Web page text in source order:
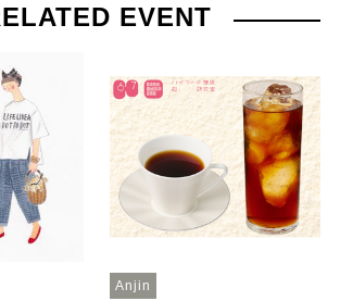
EVENT
Anjin